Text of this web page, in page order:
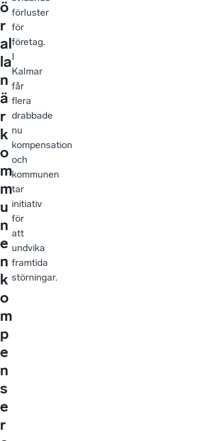
ö
r
al
la
n
ä
r
k
o
m
m
u
n
e
n
k
o
m
p
e
n
s
e
r
förluster
för
företag.
I
Kalmar
får
flera
drabbade
nu
kompensation
och
kommunen
tar
initiativ
för
att
undvika
framtida
störningar.